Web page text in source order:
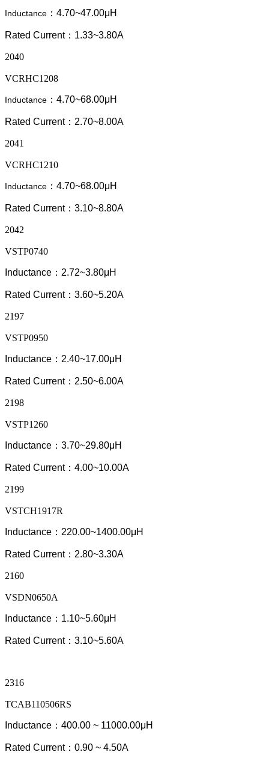
Inductance ：4.70~47.00μH
Rated Current：1.33~3.80A
2040
VCRHC1208
Inductance ：4.70~68.00μH
Rated Current：2.70~8.00A
2041
VCRHC1210
Inductance ：4.70~68.00μH
Rated Current：3.10~8.80A
2042
VSTP0740
Inductance：2.72~3.80μH
Rated Current：3.60~5.20A
2197
VSTP0950
Inductance：2.40~17.00μH
Rated Current：2.50~6.00A
2198
VSTP1260
Inductance：3.70~29.80μH
Rated Current：4.00~10.00A
2199
VSTCH1917R
Inductance：220.00~1400.00μH
Rated Current：2.80~3.30A
2160
VSDN0650A
Inductance：1.10~5.60μH
Rated Current：3.10~5.60A
2316
TCAB110506RS
Inductance：400.00 ~ 11000.00μH
Rated Current：0.90 ~ 4.50A